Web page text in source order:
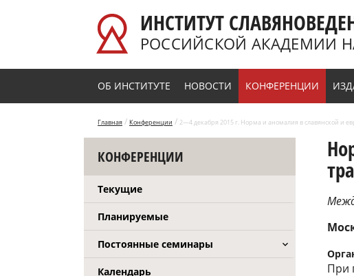
ИНСТИТУТ
РОССИЙСКОЙ АКАДЕМИИ
ОБ ИНСТИТУТЕ НОВОСТИ КОНФЕРЕНЦИИ
Главная / Конференции / 2—4 декабря 2015 г. Норма и аномалия в славянской и
КОНФЕРЕНЦИИ
Текущие
Планируемые
Постоянные семинары
Календарь
При